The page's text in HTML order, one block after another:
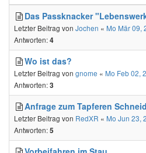
Das Passknacker
Letzter Beitrag von Jochen « Mo Mär 09,
Antworten:4
Wo ist das?
Letzter Beitrag von gnome « Mo Feb 02,
Antworten:3
Anfrage zum Tapferen
Letzter Beitrag von RedXR « Mo Jun 23,
Antworten:5